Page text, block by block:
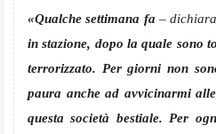
«Qualche settimana fa –
in stazione, dopo la quale sono
terrorizzato. Per giorni non
paura anche ad avvicinarmi
questa società bestiale. Per